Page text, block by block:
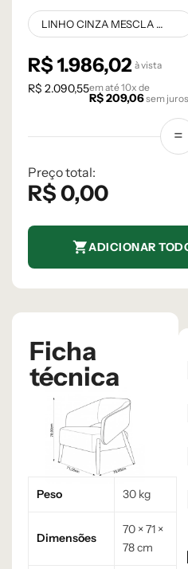
R$1.986,02 à vista
R$ 2.090,55em até10x de
R$209,06sem juros
Preço total:
R$0,00
ADICIONAR
Ficha
técnica
Peso 30 kg
Dimensões
70 × 71 ×
78 cm